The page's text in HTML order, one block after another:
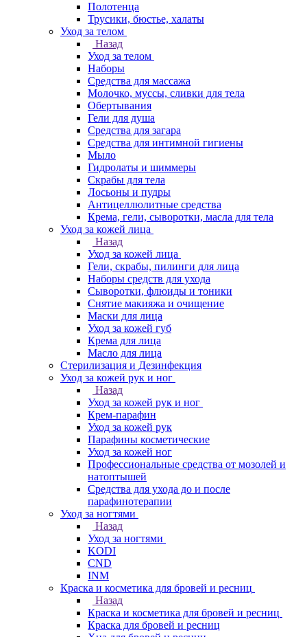
Полотенца
Трусики, бюстье, халаты
Уход за телом
Назад
Уход за телом
Наборы
Средства для массажа
Молочко, муссы, сливки для тела
Обертывания
Гели для душа
Средства для загара
Средства для интимной гигиены
Мыло
Гидролаты и шиммеры
Скрабы для тела
Лосьоны и пудры
Антицеллюлитные средства
Крема, гели, сыворотки, масла для тела
Уход за кожей лица
Назад
Уход за кожей лица
Гели, скрабы, пилинги для лица
Наборы средств для ухода
Сыворотки, флюиды и тоники
Снятие макияжа и очищение
Маски для лица
Уход за кожей губ
Крема для лица
Масло для лица
Стерилизация и Дезинфекция
Уход за кожей рук и ног
Назад
Уход за кожей рук и ног
Крем-парафин
Уход за кожей рук
Парафины косметические
Уход за кожей ног
Профессиональные средства от мозолей и
натоптышей
Средства для ухода до и после
парафинотерапии
Уход за ногтями
Назад
Уход за ногтями
KODI
CND
INM
Краска и косметика для бровей и ресниц
Назад
Краска и косметика для бровей и ресниц
Краска для бровей и ресниц